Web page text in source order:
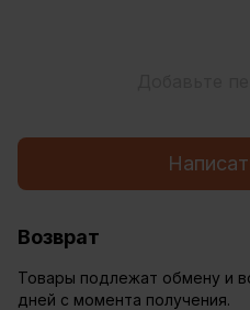
Возврат
Товары подлежат обмену и
дней с момента получения.